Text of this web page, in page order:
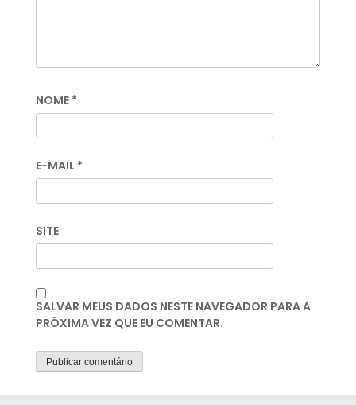
NOME *
E-MAIL *
SITE
SALVAR MEUS DADOS NESTE NAVEGADOR PARA A
PRÓXIMA VEZ QUE EU COMENTAR.